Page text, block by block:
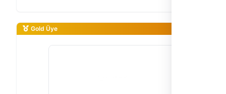
Gold Üye